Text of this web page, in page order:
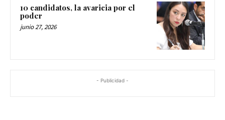
10 candidatos, la avaricia por el
poder
junio 27, 2026
- Publicidad -